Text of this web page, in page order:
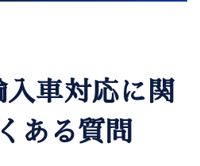
車対応に関
ある質問